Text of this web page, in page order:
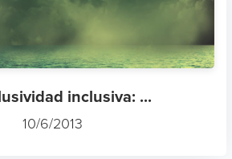
inclusiva: ...
10/6/2013